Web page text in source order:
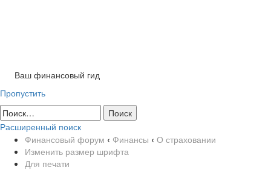
Ваш финансовый гид
Пропустить
Расширенный поиск
Финансовый форум ‹ Финансы ‹ О страховании
Изменить размер шрифта
Для печати